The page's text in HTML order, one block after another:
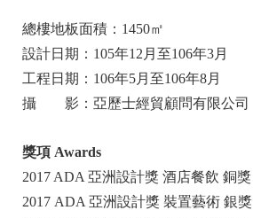
總樓地板面積：1450㎡
設計日期：105年12月至106年3月
工程日期：106年5月至106年8月
攝 影：亞歷士經貿顧問有限公司
獎項 Awards
2017 ADA 亞洲設計獎 酒店餐飲 銅獎
2017 ADA 亞洲設計獎 裝置藝術 銀獎